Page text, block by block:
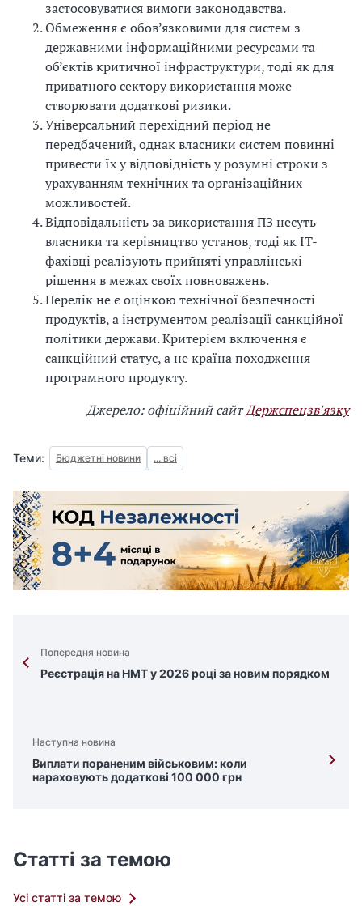
застосовуватися вимоги законодавства.
Обмеження є обов’язковими для систем з
державними інформаційними ресурсами та
об’єктів критичної інфраструктури, тоді як для
приватного сектору використання може
створювати додаткові ризики.
Універсальний перехідний період не
передбачений, однак власники систем повинні
привести їх у відповідність у розумні строки з
урахуванням технічних та організаційних
можливостей.
Відповідальність за використання ПЗ несуть
власники та керівництво установ, тоді як ІТ-
фахівці реалізують прийняті управлінські
рішення в межах своїх повноважень.
Перелік не є оцінкою технічної безпечності
продуктів, а інструментом реалізації санкційної
політики держави. Критерієм включення є
санкційний статус, а не країна походження
програмного продукту.
Джерело: офіційний сайтДержспецзв'язку
Теми: Бюджетні новини ... всі
Попередня новина
Реєстрація на НМТ у 2026 році за новим порядком
Наступна новина
Виплати пораненим військовим: коли
нараховують додаткові 100 000 грн
Статті за темою
Усі статті за темою